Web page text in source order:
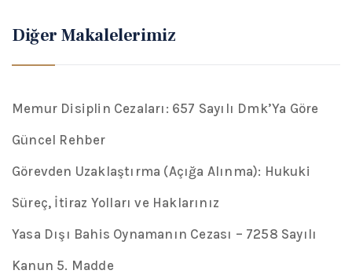
Diğer Makalelerimiz
Memur Disiplin Cezaları: 657 Sayılı Dmk’Ya Göre
Güncel Rehber
Görevden Uzaklaştırma (Açığa Alınma): Hukuki
Süreç, İtiraz Yolları ve Haklarınız
Yasa Dışı Bahis Oynamanın Cezası – 7258 Sayılı
Kanun 5. Madde